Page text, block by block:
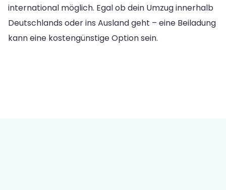
international möglich. Egal ob dein Umzug innerhalb
Deutschlands oder ins Ausland geht – eine Beiladung
kann eine kostengünstige Option sein.